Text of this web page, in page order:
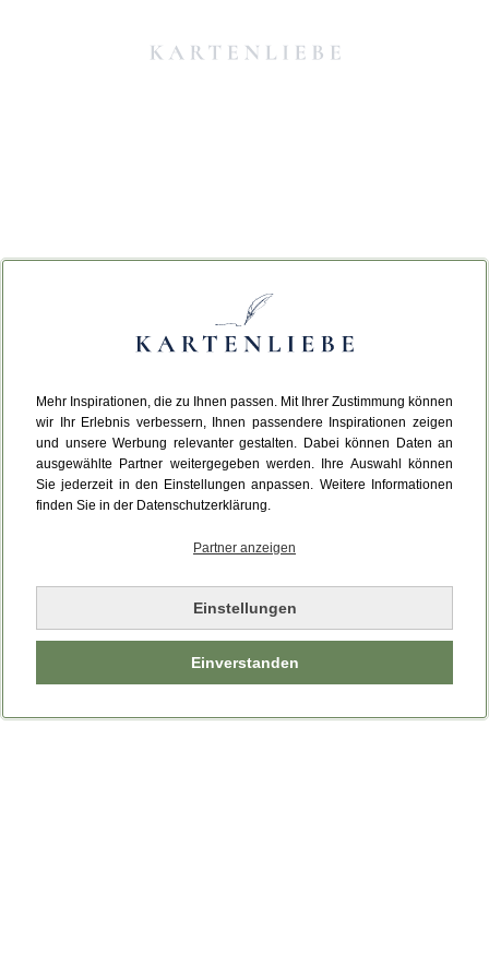
Mehr Inspirationen, die zu Ihnen passen. Mit Ihrer Zustimmung können
wir Ihr Erlebnis verbessern, Ihnen passendere Inspirationen zeigen
und unsere Werbung relevanter gestalten. Dabei können Daten an
ausgewählte Partner weitergegeben werden. Ihre Auswahl können
Sie jederzeit in den Einstellungen anpassen. Weitere Informationen
finden Sie in der Datenschutzerklärung.
Partner anzeigen
Einstellungen
Einverstanden
Da ist etwas schiefgelaufen.
Leider ist ein technischer Fehler aufgetreten.
Bitte laden Sie die Seite neu.